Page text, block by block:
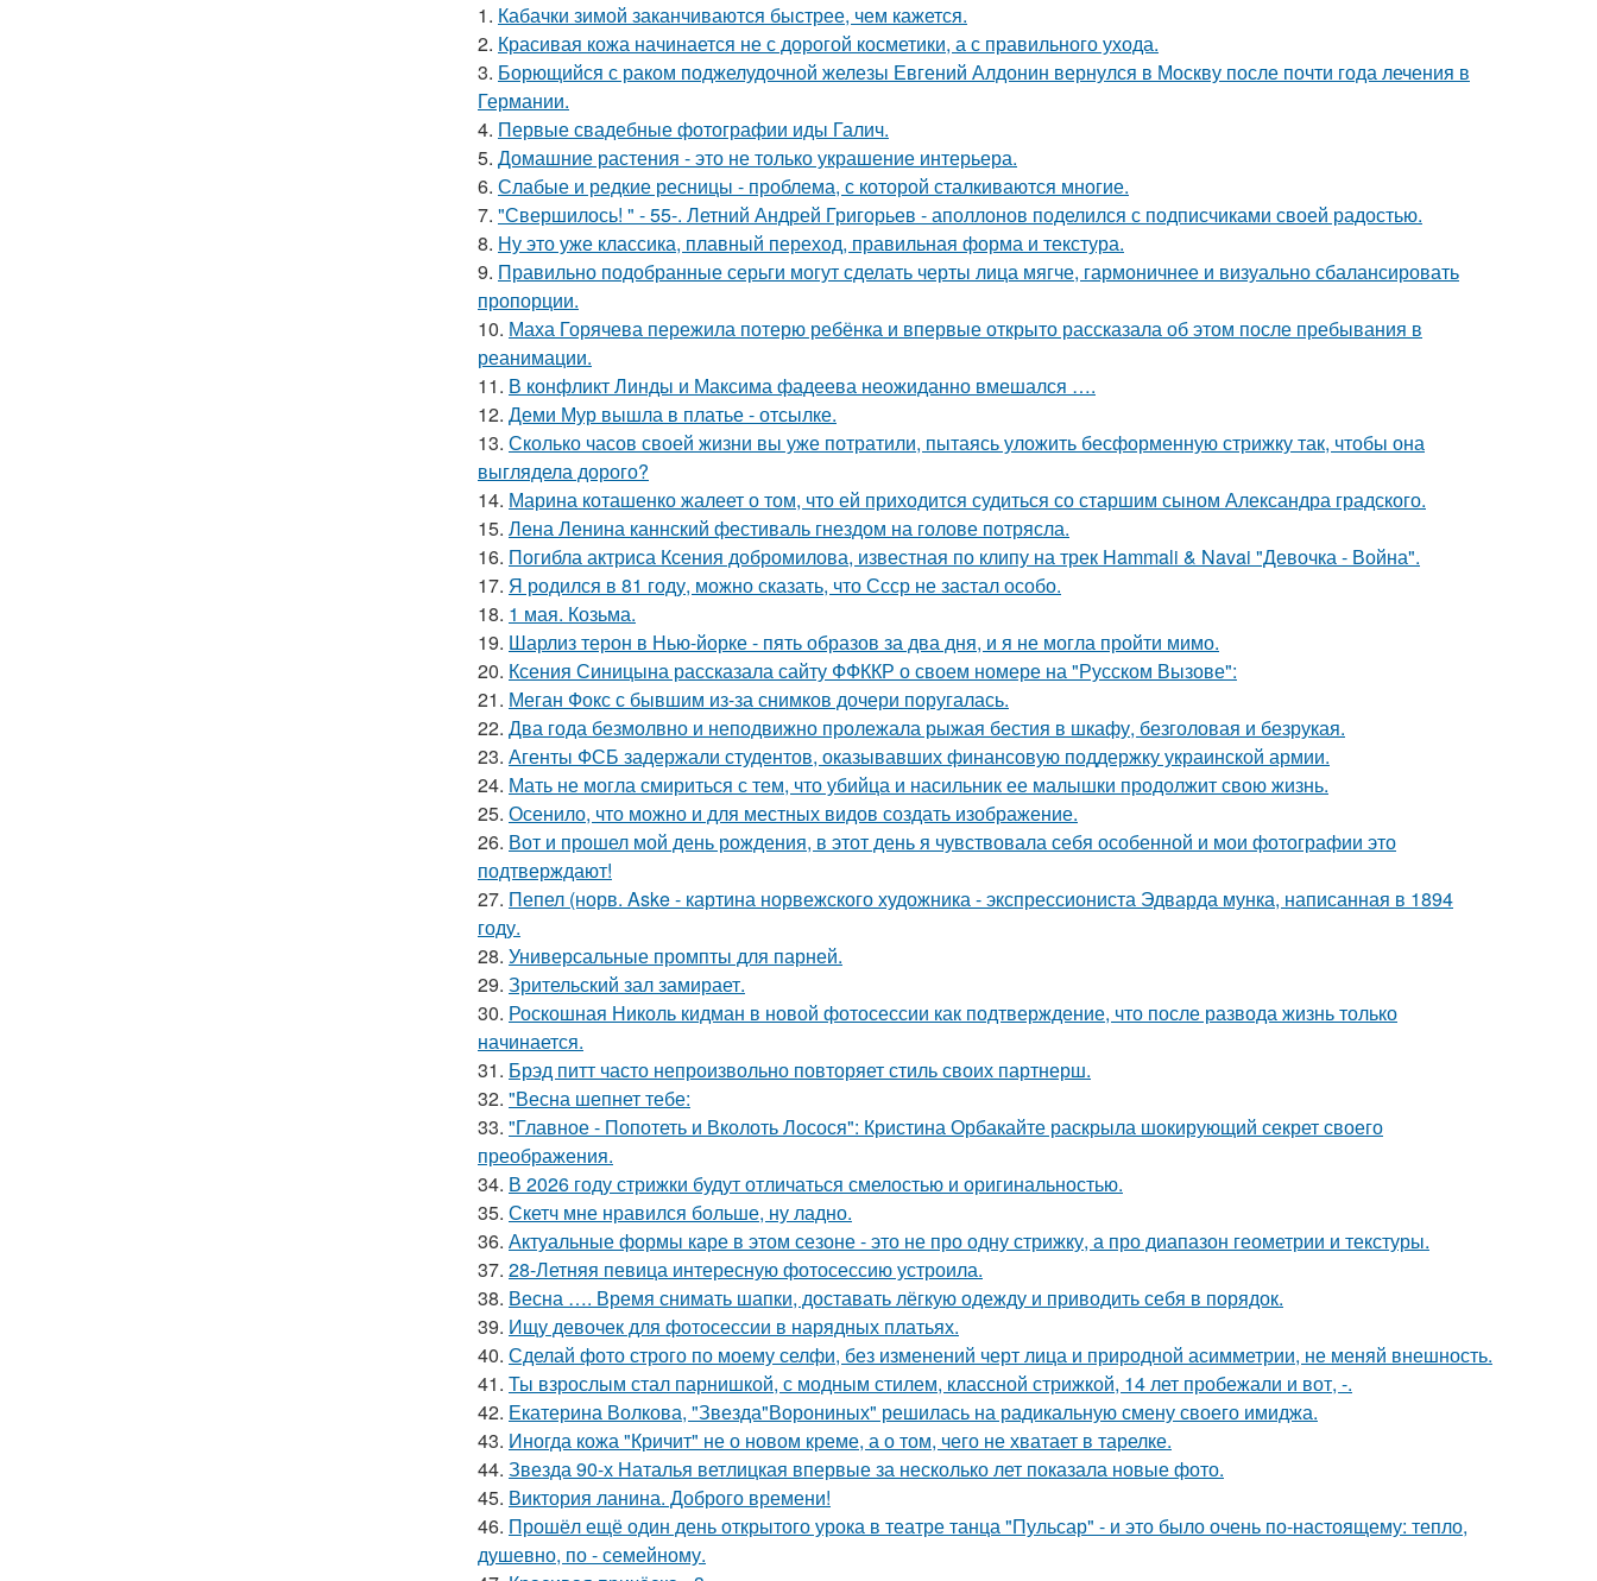
1. Кабачки зимой заканчиваются быстрее, чем кажется.
2. Красивая кожа начинается не с дорогой косметики, а с правильного ухода.
3. Борющийся с раком поджелудочной железы Евгений Алдонин вернулся в Москву после почти года лечения в
Германии.
4. Первые свадебные фотографии иды Галич.
5. Домашние растения - это не только украшение интерьера.
6. Слабые и редкие ресницы - проблема, с которой сталкиваются многие.
7. "Свершилось! " - 55-. Летний Андрей Григорьев - аполлонов поделился с подписчиками своей радостью.
8. Ну это уже классика, плавный переход, правильная форма и текстура.
9. Правильно подобранные серьги могут сделать черты лица мягче, гармоничнее и визуально сбалансировать
пропорции.
10. Маха Горячева пережила потерю ребёнка и впервые открыто рассказала об этом после пребывания в
реанимации.
11. В конфликт Линды и Максима фадеева неожиданно вмешался ….
12. Деми Мур вышла в платье - отсылке.
13. Сколько часов своей жизни вы уже потратили, пытаясь уложить бесформенную стрижку так, чтобы она
выглядела дорого?
14. Марина коташенко жалеет о том, что ей приходится судиться со старшим сыном Александра градского.
15. Лена Ленина каннский фестиваль гнездом на голове потрясла.
16. Погибла актриса Ксения добромилова, известная по клипу на трек Hammali & Navai "Девочка - Война".
17. Я родился в 81 году, можно сказать, что Ссср не застал особо.
18. 1 мая. Козьма.
19. Шарлиз терон в Нью-йорке - пять образов за два дня, и я не могла пройти мимо.
20. Ксения Синицына рассказала сайту ФФККР о своем номере на "Русском Вызове":
21. Меган Фокс с бывшим из-за снимков дочери поругалась.
22. Два года безмолвно и неподвижно пролежала рыжая бестия в шкафу, безголовая и безрукая.
23. Агенты ФСБ задержали студентов, оказывавших финансовую поддержку украинской армии.
24. Мать не могла смириться с тем, что убийца и насильник ее малышки продолжит свою жизнь.
25. Осенило, что можно и для местных видов создать изображение.
26. Вот и прошел мой день рождения, в этот день я чувствовала себя особенной и мои фотографии это
подтверждают!
27. Пепел (норв. Aske - картина норвежского художника - экспрессиониста Эдварда мунка, написанная в 1894
году.
28. Универсальные промпты для парней.
29. Зрительский зал замирает.
30. Роскошная Николь кидман в новой фотосессии как подтверждение, что после развода жизнь только
начинается.
31. Брэд питт часто непроизвольно повторяет стиль своих партнерш.
32. "Весна шепнет тебе:
33. "Главное - Попотеть и Вколоть Лосося": Кристина Орбакайте раскрыла шокирующий секрет своего
преображения.
34. В 2026 году стрижки будут отличаться смелостью и оригинальностью.
35. Скетч мне нравился больше, ну ладно.
36. Актуальные формы каре в этом сезоне - это не про одну стрижку, а про диапазон геометрии и текстуры.
37. 28-Летняя певица интересную фотосессию устроила.
38. Весна …. Время снимать шапки, доставать лёгкую одежду и приводить себя в порядок.
39. Ищу девочек для фотосессии в нарядных платьях.
40. Сделай фото строго по моему селфи, без изменений черт лица и природной асимметрии, не меняй внешность.
41. Ты взрослым стал парнишкой, с модным стилем, классной стрижкой, 14 лет пробежали и вот, -.
42. Екатерина Волкова, "Звезда"Ворониных" решилась на радикальную смену своего имиджа.
43. Иногда кожа "Кричит" не о новом креме, а о том, чего не хватает в тарелке.
44. Звезда 90-х Наталья ветлицкая впервые за несколько лет показала новые фото.
45. Виктория ланина. Доброго времени!
46. Прошёл ещё один день открытого урока в театре танца "Пульсар" - и это было очень по-настоящему: тепло,
душевно, по - семейному.